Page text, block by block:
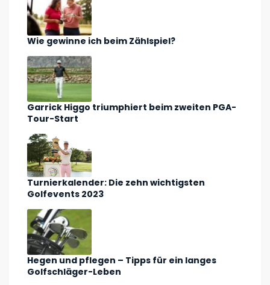
Wie gewinne ich beim Zählspiel?
Garrick Higgo triumphiert beim zweiten PGA-
Tour-Start
Turnierkalender: Die zehn wichtigsten
Golfevents 2023
Hegen und pflegen – Tipps für ein langes
Golfschläger-Leben